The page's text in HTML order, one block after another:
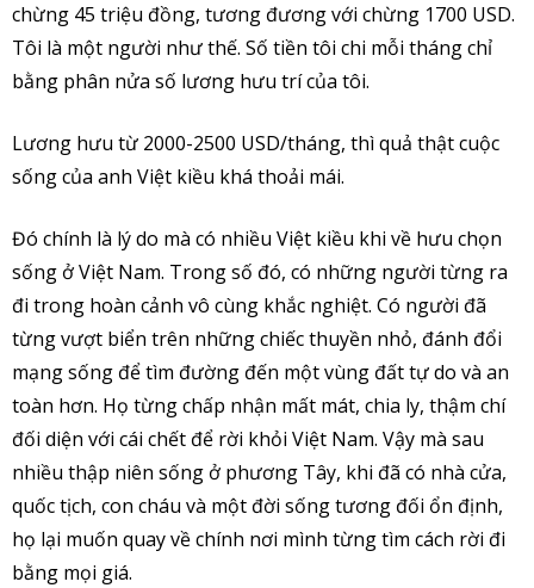
chừng 45 triệu đồng, tương đương với chừng 1700 USD.
Tôi là một người như thế. Số tiền tôi chi mỗi tháng chỉ
bằng phân nửa số lương hưu trí của tôi.
Lương hưu từ 2000-2500 USD/tháng, thì quả thật cuộc
sống của anh Việt kiều khá thoải mái.
Đó chính là lý do mà có nhiều Việt kiều khi về hưu chọn
sống ở Việt Nam. Trong số đó, có những người từng ra
đi trong hoàn cảnh vô cùng khắc nghiệt. Có người đã
từng vượt biển trên những chiếc thuyền nhỏ, đánh đổi
mạng sống để tìm đường đến một vùng đất tự do và an
toàn hơn. Họ từng chấp nhận mất mát, chia ly, thậm chí
đối diện với cái chết để rời khỏi Việt Nam. Vậy mà sau
nhiều thập niên sống ở phương Tây, khi đã có nhà cửa,
quốc tịch, con cháu và một đời sống tương đối ổn định,
họ lại muốn quay về chính nơi mình từng tìm cách rời đi
bằng mọi giá.